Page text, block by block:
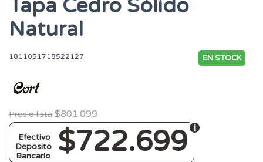
Tapa Cedro Sólido
Natural
1811051718522127 EN STOCK
Precio lista $801.099
$722.699
Efectivo
Deposito
Bancario